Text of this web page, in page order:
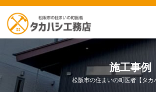
施工事例
松阪市の住まいの町医者【タカ